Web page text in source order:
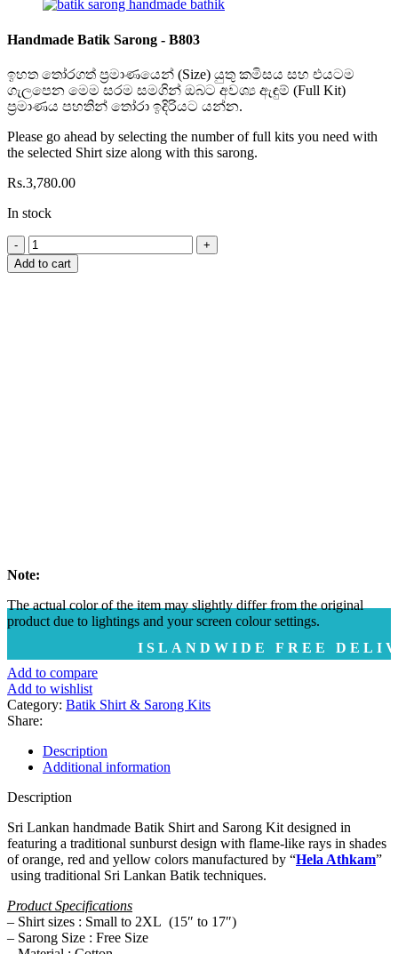
Handmade Batik Sarong - B803
ඉහත තෝරගත් ප්‍රමාණයෙන් (Size) යුතු කමිසය සහ එයටම
ගැලපෙන මෙම සරම සමගින් ඔබට අවශ්‍ය ඇඳුම් (Full Kit)
ප්‍රමාණය පහතින් තෝරා ඉදිරියට යන්න.
Please go ahead by selecting the number of full kits you need with
the selected Shirt size along with this sarong.
Rs.3,780.00
In stock
Handmade
Batik
Shirt
Add to cart
Note:
The actual color of the item may slightly differ from the original
product due to lightings and your screen colour settings.
ISLANDWIDE FREE
Add to compare
Add to wishlist
Category: Batik Shirt & Sarong Kits
Share:
Description
Additional information
Description
Sri Lankan handmade Batik Shirt and Sarong Kit designed in
featuring a traditional sunburst design with flame-like rays in shades
of orange, red and yellow colors manufactured by “Hela Athkam”
using traditional Sri Lankan Batik techniques.
Product Specifications
– Shirt sizes : Small to 2XL (15″ to 17″)
– Sarong Size : Free Size